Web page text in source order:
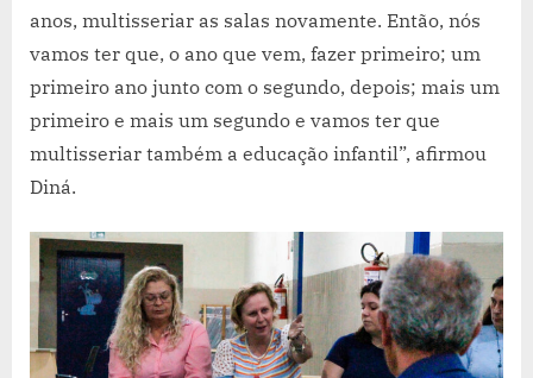
anos, multisseriar as salas novamente. Então, nós
vamos ter que, o ano que vem, fazer primeiro; um
primeiro ano junto com o segundo, depois; mais um
primeiro e mais um segundo e vamos ter que
multisseriar também a educação infantil”, afirmou
Diná.